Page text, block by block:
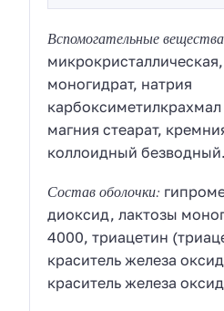
Вспомогательные вещества
моногидрат, натрия
магния стеарат,
коллоидный безводный.
Состав оболочки:
диоксид, лактозы
4000, триацетин
краситель железа
краситель железа